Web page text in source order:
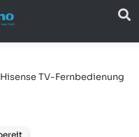
Hisense TV-Fernbedienung